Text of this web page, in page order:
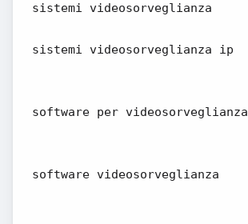
sistemi videosorveglianza
sistemi videosorveglianza ip
software per videosorveglianza
software videosorveglianza